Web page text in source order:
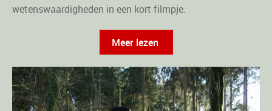
wetenswaardigheden in een kort filmpje.
Meer lezen